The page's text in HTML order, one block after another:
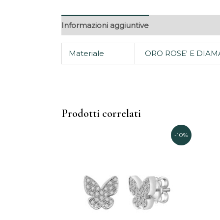
Informazioni aggiuntive
Materiale ORO ROSE' E
Prodotti correlati
-10%
2.625,00€.
Il
prezzo